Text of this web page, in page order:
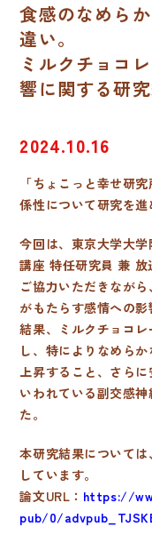
食感のなめら
違い。
ミルクチョコ
響に関する研
2024.10.16
「ちょこっと幸せ研
係性について研究を進
今回は、東京大学大学
講座 特任研究員 兼
ご協力いただきなが
がもたらす感情への
結果、ミルクチョコ
し、特によりなめら
上昇すること、さら
いわれている副交感
た。
本研究結果について
しています。
論文URL： https://
pub/0/